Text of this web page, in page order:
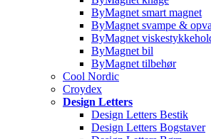
ByMagnet smart magnet
ByMagnet svampe &
ByMagnet
ByMagnet bil
ByMagnet tilbehør
Cool Nordic
Croydex
Design Letters
Design Letters Bestik
Design Letters Bogstaver